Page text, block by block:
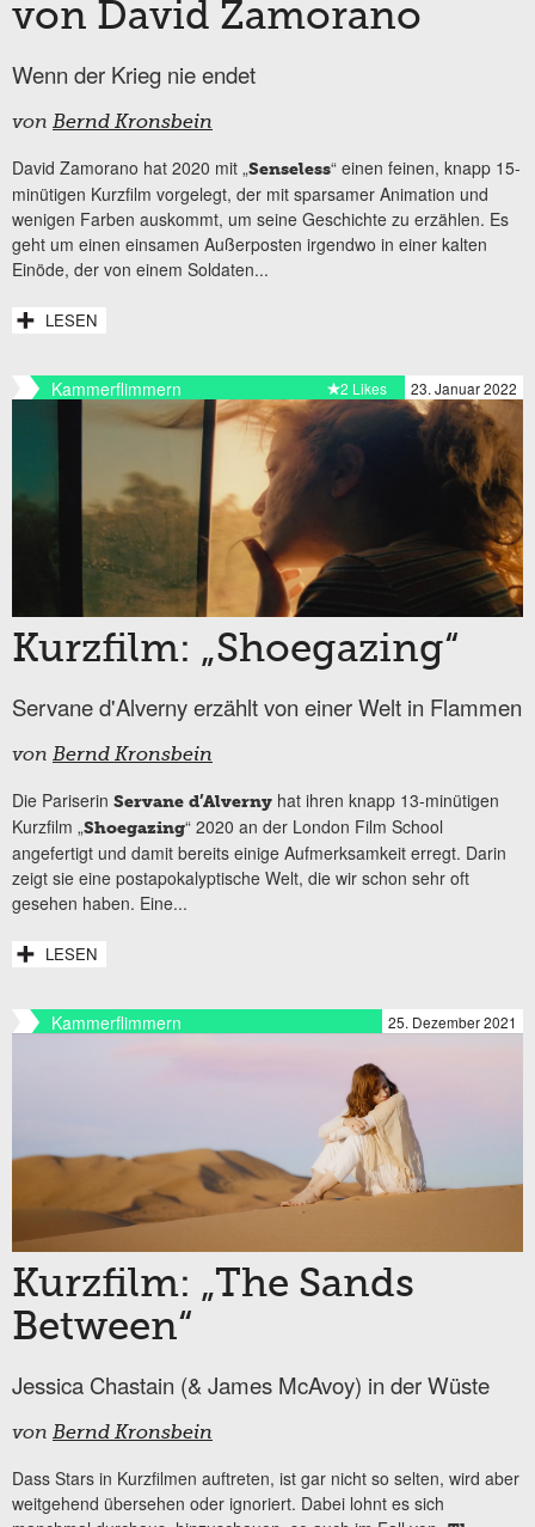
von David Zamorano
Wenn der Krieg nie endet
von Bernd Kronsbein
David Zamorano hat 2020 mit „Senseless“ einen feinen, knapp 15-
minütigen Kurzfilm vorgelegt, der mit sparsamer Animation und
wenigen Farben auskommt, um seine Geschichte zu erzählen. Es
geht um einen einsamen Außerposten irgendwo in einer kalten
Einöde, der von einem Soldaten...
LESEN
Kammerflimmern 23. Januar 2022
2 Likes
Kurzfilm: „Shoegazing“
Servane d'Alverny erzählt von einer Welt in Flammen
von Bernd Kronsbein
Die Pariserin Servane d’Alverny hat ihren knapp 13-minütigen
Kurzfilm „Shoegazing“ 2020 an der London Film School
angefertigt und damit bereits einige Aufmerksamkeit erregt. Darin
zeigt sie eine postapokalyptische Welt, die wir schon sehr oft
gesehen haben. Eine...
LESEN
Kammerflimmern 25. Dezember 2021
Kurzfilm: „The Sands
Between“
Jessica Chastain (& James McAvoy) in der Wüste
von Bernd Kronsbein
Dass Stars in Kurzfilmen auftreten, ist gar nicht so selten, wird aber
weitgehend übersehen oder ignoriert. Dabei lohnt es sich